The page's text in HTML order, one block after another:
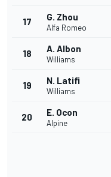
17 G. Zhou
Alfa Romeo
18 A. Albon
Williams
19 N. Latifi
Williams
20 E. Ocon
Alpine